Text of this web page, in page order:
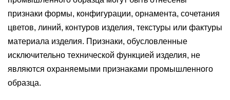
признаки формы, конфигурации, орнамента, сочетания
цветов, линий, контуров изделия, текстуры или фактуры
материала изделия. Признаки, обусловленные
исключительно технической функцией изделия, не
являются охраняемыми признаками промышленного
образца.